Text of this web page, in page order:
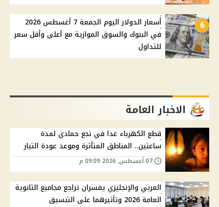
6
أسعار الدولار اليوم الجمعة 7 أغسطس 2026
في البنوك والسوق الموازية مع أعلى وأقل سعر
للتداول
الاخبار العامة
قطع الكهرباء غدا في نجع حمادي لمدة
ساعتين.. المناطق المتأثرة وموعد عودة التيار
العربي والإنجليزي يفسران تراجع مجاميع الثانوية
العامة 2026 وتأثيرهما على التنسيق